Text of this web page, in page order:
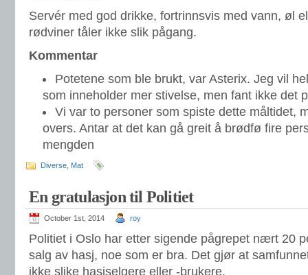
Servér med god drikke, fortrinnsvis med vann, øl
rødviner tåler ikke slik pågang.
Kommentar
Potetene som ble brukt, var Asterix. Jeg vil
som inneholder mer stivelse, men fant ikke det
Vi var to personer som spiste dette måltidet,
overs. Antar at det kan gå greit å brødfø fire
mengden
Diverse Mat
En gratulasjon til Politiet
October 1st, 2014 roy
Politiet i Oslo har etter sigende pågrepet nært 20
salg av hasj, noe som er bra. Det gjør at
ikke slike hasjselgere eller -brukere.